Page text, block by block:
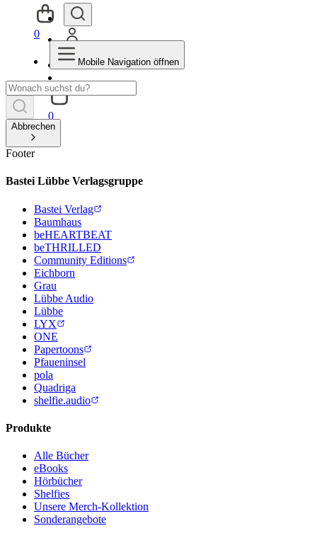
0
0
Mobile Navigation öffnen
Abbrechen
Footer
Bastei Lübbe Verlagsgruppe
Bastei Verlag
Baumhaus
beHEARTBEAT
beTHRILLED
Community Editions
Eichborn
Grau
Lübbe Audio
Lübbe
LYX
ONE
Papertoons
Pfaueninsel
pola
Quadriga
shelfie.audio
Produkte
Alle Bücher
eBooks
Hörbücher
Shelfies
Unsere Merch-Kollektion
Sonderangebote